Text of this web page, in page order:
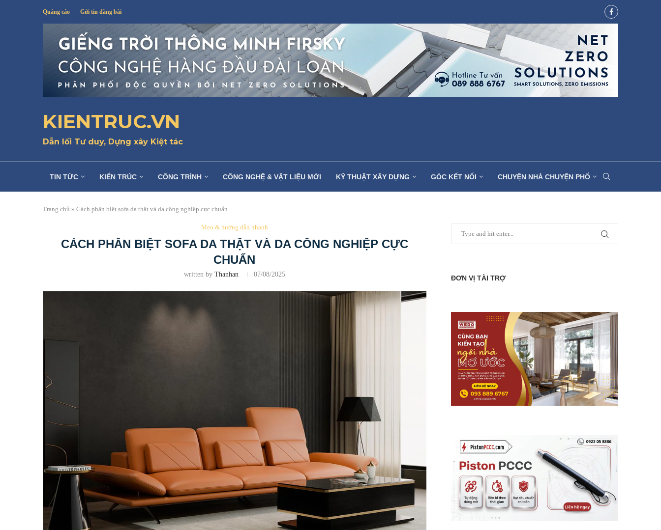
Quảng cáo Gửi tin đăng bài
KIENTRUC.VN
Dẫn lối Tư duy, Dựng xây Kiệt tác
TIN TỨC KIẾN TRÚC CÔNG TRÌNH CÔNG NGHỆ & VẬT LIỆU MỚI KỸ THUẬT XÂY DỰNG GÓC KẾT NỐI CHUYỆN NHÀ CHUYỆN PHỐ
Trang chủ » Cách phân biệt sofa da thật và da công nghiệp cực chuẩn
Mẹo & hướng dẫn nhanh
CÁCH PHÂN BIỆT SOFA DA THẬT VÀ DA CÔNG NGHIỆP CỰC
CHUẨN
written by Thanhan 07/08/2025 ĐƠN VỊ TÀI TRỢ